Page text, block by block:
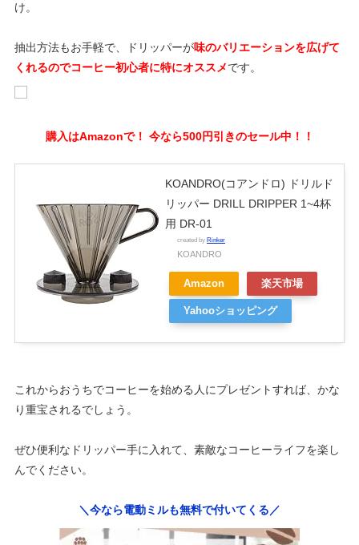
け。
抽出方法もお手軽で、ドリッパーが味のバリエーションを広げて
くれるのでコーヒー初心者に特にオススメ です。
購入はAmazonで！ 今なら500円引きのセール中！！
KOANDRO(コアンドロ) ドリルド
リッパー DRILL DRIPPER 1~4杯
用 DR-01
created by Rinker
KOANDRO
Amazon 楽天市場
Yahooショッピング
これからおうちでコーヒーを始める人にプレゼントすれば、かな
り重宝されるでしょう。
ぜひ便利なドリッパー手に入れて、素敵なコーヒーライフを楽し
んでください。
＼今なら電動ミルも無料で付いてくる／